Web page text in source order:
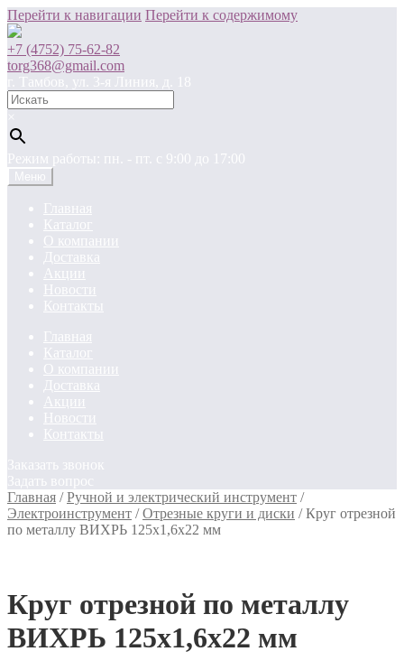
Перейти к навигации Перейти к содержимому
+7 (4752) 75-62-82
torg368@gmail.com
г. Тамбов, ул. 3-я Линия, д. 18
×
Режим работы: пн. - пт. c 9:00 до 17:00
Меню
Главная
Каталог
О компании
Доставка
Акции
Новости
Контакты
Главная
Каталог
О компании
Доставка
Акции
Новости
Контакты
Заказать звонок
Задать вопрос
Главная /Ручной и электрический инструмент /
Электроинструмент /Отрезные круги и диски /Круг отрезной
по металлу ВИХРЬ 125х1,6х22 мм
Круг отрезной по металлу
ВИХРЬ 125х1,6х22 мм